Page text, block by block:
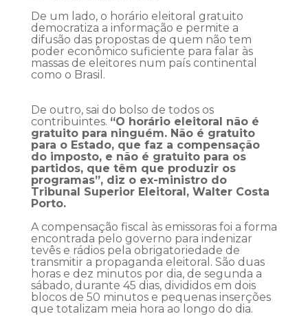
De um lado, o horário eleitoral gratuito
democratiza a informação e permite a
difusão das propostas de quem não tem
poder econômico suficiente para falar às
massas de eleitores num país continental
como o Brasil.
De outro, sai do bolso de todos os
contribuintes. “O horário eleitoral não é
gratuito para ninguém. Não é gratuito
para o Estado, que faz a compensação
do imposto, e não é gratuito para os
partidos, que têm que produzir os
programas”, diz o ex-ministro do
Tribunal Superior Eleitoral, Walter Costa
Porto.
A compensação fiscal às emissoras foi a forma
encontrada pelo governo para indenizar
tevês e rádios pela obrigatoriedade de
transmitir a propaganda eleitoral. São duas
horas e dez minutos por dia, de segunda a
sábado, durante 45 dias, divididos em dois
blocos de 50 minutos e pequenas inserções
que totalizam meia hora ao longo do dia.